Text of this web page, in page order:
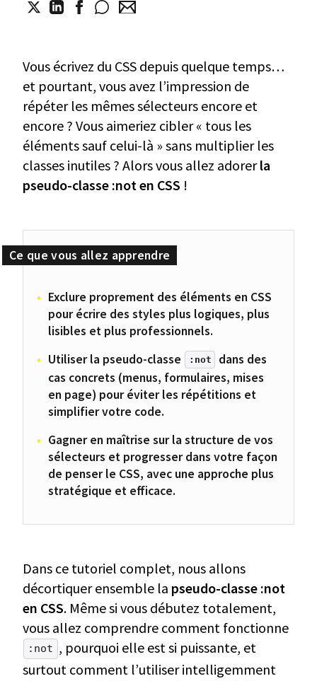
Vous écrivez du CSS depuis quelque temps…
et pourtant, vous avez l’impression de
répéter les mêmes sélecteurs encore et
encore ? Vous aimeriez cibler « tous les
éléments sauf celui-là » sans multiplier les
classes inutiles ? Alors vous allez adorerla
pseudo-classe :not en CSS !
Exclure proprement des éléments en CSS
pour écrire des styles plus logiques, plus
lisibles et plus professionnels.
Utiliser la pseudo-classe
:not
dans des
cas concrets (menus, formulaires, mises
en page) pour éviter les répétitions et
simplifier votre code.
Gagner en maîtrise sur la structure de vos
sélecteurs et progresser dans votre façon
de penser le CSS, avec une approche plus
stratégique et efficace.
Dans ce tutoriel complet, nous allons
décortiquer ensemble la pseudo-classe :not
en CSS. Même si vous débutez totalement,
vous allez comprendre comment fonctionne
:not , pourquoi elle est si puissante, et
surtout comment l’utiliser intelligemment